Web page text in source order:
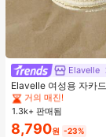
Elavelle
Elavelle 여성용 자카
불가사리 장식 홀터 탑,
합 (탑만 포함, 반바지
#1 TOP 3위 직물 여성
거의 매진!
#1 TOP 3위 직물 여성
거의 매진!
#1 TOP 3위 직물 여성
거의 매진!
#1 TOP 3위
거의 매진!
1.3k+ 판매됨
8,790원 -23%